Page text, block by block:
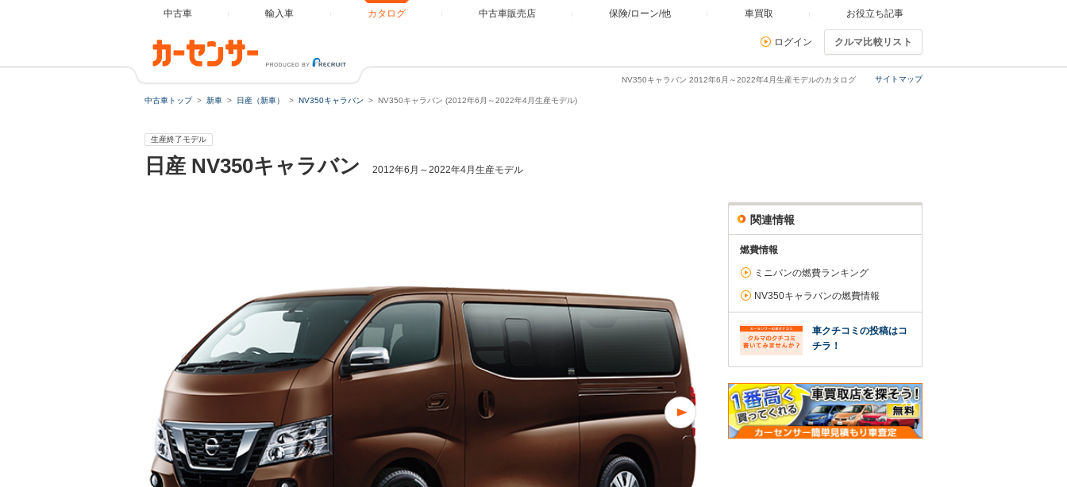
中古車 輸入車 カタログ 中古車販売店 保険/ローン/他 車買取 お役立ち記事
ログイン クルマ比較リスト
サイトマップ
NV350キャラバン 2012年6月～2022年4月生産モデルのカタログ
中古車トップ 新車 日産（新車） NV350キャラバン NV350キャラバン (2012年6月～2022年4月生産モデル)
生産終了モデル
日産 NV350キャラバン 2012年6月～2022年4月生産モデル
関連情報
燃費情報
ミニバンの燃費ランキング
NV350キャラバンの燃費情報
車クチコミの投稿はコ
チラ！